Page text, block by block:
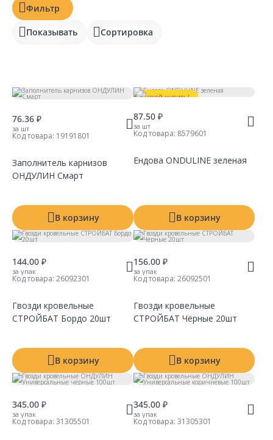
Отзывы
Рейтинг
Тип
Фильтр
Показывать Сортировка
76.36 ₽
за шт
Код товара: 19191801
Заполнитель карнизов
ОНДУЛИН Смарт
В корзину
Успей купить!
87.50 ₽
за шт
Код товара: 8579601
Ендова ONDULINE зеленая
В корзину
144.00 ₽
за упак
Код товара: 26092301
Гвозди кровельные
СТРОЙБАТ Бордо 20шт
В корзину
156.00 ₽
за упак
Код товара: 26092501
Гвозди кровельные
СТРОЙБАТ Чёрные 20шт
В корзину
345.00 ₽
за упак
Код товара: 31305501
345.00 ₽
за упак
Код товара: 31305301